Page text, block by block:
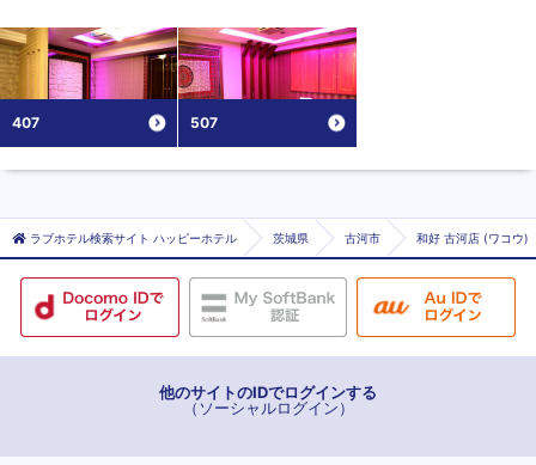
407 507
ラブホテル検索サイト ハッピーホテル 茨城県 古河市 和好 古河店 (ワコウ)
他のサイトのIDでログインする
（ソーシャルログイン）